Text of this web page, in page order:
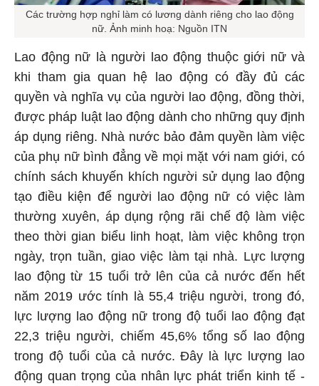
Các trường hợp nghỉ làm có lương dành riêng cho lao động
nữ. Ảnh minh hoạ: Nguồn ITN
Lao động nữ là người lao động thuộc giới nữ và
khi tham gia quan hệ lao động có đầy đủ các
quyền và nghĩa vụ của người lao động, đồng thời,
được pháp luật lao động dành cho những quy định
áp dụng riêng. Nhà nước bảo đảm quyền làm việc
của phụ nữ bình đẳng về mọi mặt với nam giới, có
chính sách khuyến khích người sử dụng lao động
tạo điều kiện để người lao động nữ có việc làm
thường xuyên, áp dụng rộng rãi chế độ làm việc
theo thời gian biểu linh hoạt, làm việc không trọn
ngày, trọn tuần, giao việc làm tại nhà. Lực lượng
lao động từ 15 tuổi trở lên của cả nước đến hết
năm 2019 ước tính là 55,4 triệu người, trong đó,
lực lượng lao động nữ trong độ tuổi lao động đạt
22,3 triệu người, chiếm 45,6% tổng số lao động
trong độ tuổi của cả nước. Đây là lực lượng lao
động quan trọng của nhân lực phát triển kinh tế -